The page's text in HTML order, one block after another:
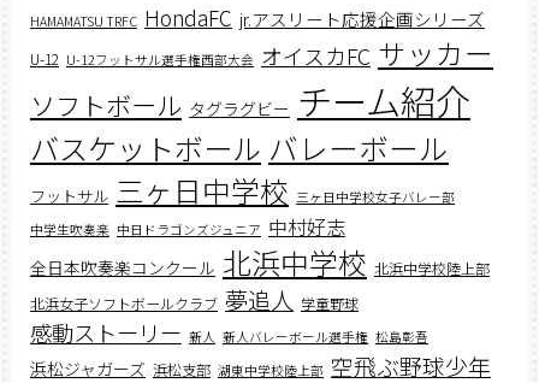
HAMAMATSU TRFC HondaFC jr.アスリート応援企画シリーズ
U-12 U-12フットサル選手権西部大会 オイスカFC サッカー
ソフトボール タグラグビー チーム紹介
バスケットボール バレーボール
フットサル 三ヶ日中学校 三ヶ日中学校女子バレー部
中学生吹奏楽 中日ドラゴンズジュニア 中村好志
全日本吹奏楽コンクール 北浜中学校 北浜中学校陸上部
北浜女子ソフトボールクラブ 夢追人 学童野球
感動ストーリー 新人 新人バレーボール選手権 松島彰吾
浜松ジャガーズ 浜松支部 湖東中学校陸上部 空飛ぶ野球少年